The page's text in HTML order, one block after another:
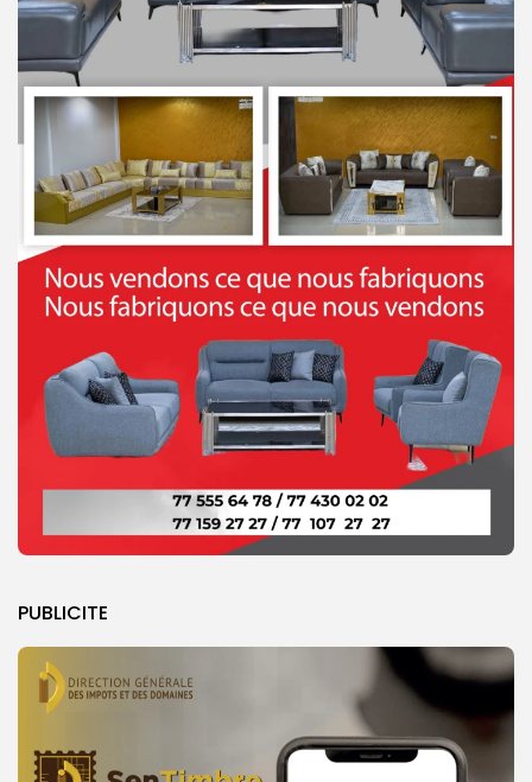
PUBLICITE